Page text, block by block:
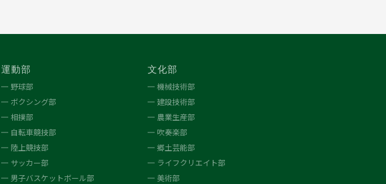
運動部
野球部
ボクシング部
相撲部
自転車競技部
陸上競技部
サッカー部
男子バスケットボール部
文化部
機械技術部
建設技術部
農業生産部
吹奏楽部
郷土芸能部
ライフクリエイト部
美術部